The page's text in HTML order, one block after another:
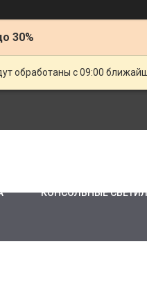
30%
обработаны с 09:00
КОНСОЛЬНЫЕ